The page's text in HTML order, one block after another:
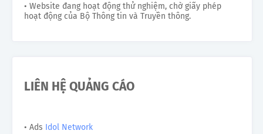
• Website đang hoạt động thử nghiệm, chờ giấy phép
hoạt động của Bộ Thông tin và Truyền thông.
LIÊN HỆ QUẢNG CÁO
• Ads Idol Network